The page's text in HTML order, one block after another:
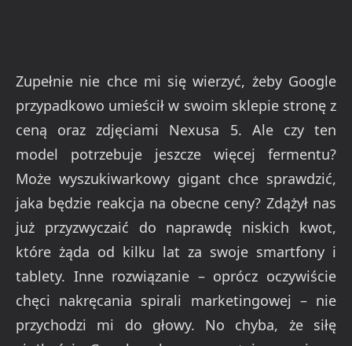
Zupełnie nie chce mi się wierzyć, żeby Google
przypadkowo umieścił w swoim sklepie stronę z
ceną oraz zdjęciami Nexusa 5. Ale czy ten
model potrzebuje jeszcze więcej fermentu?
Może wyszukiwarkowy gigant chce sprawdzić,
jaka będzie reakcja na obecne ceny? Zdążył nas
już przyzwyczaić do naprawdę niskich kwot,
które żąda od kilku lat za swoje smartfony i
tablety. Inne rozwiązanie – oprócz oczywiście
chęci nakręcania spirali marketingowej – nie
przychodzi mi do głowy. No chyba, że siłę